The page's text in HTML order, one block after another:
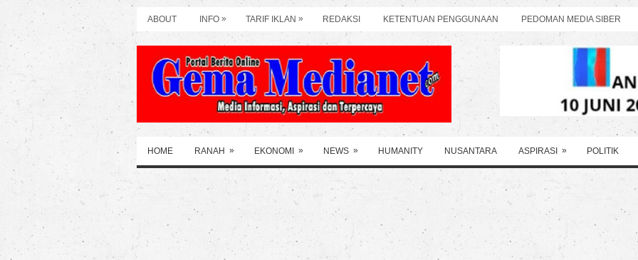
ABOUT INFO » TARIF IKLAN » REDAKSI KETENTUAN PENGGUNAAN PEDOMAN MEDIA SIBER
HOME RANAH » EKONOMI » NEWS » HUMANITY NUSANTARA ASPIRASI » POLITIK